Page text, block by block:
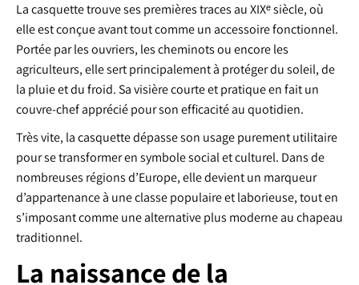
La casquette trouve ses premières traces au XIXᵉ siècle, où
elle est conçue avant tout comme un accessoire fonctionnel.
Portée par les ouvriers, les cheminots ou encore les
agriculteurs, elle sert principalement à protéger du soleil, de
la pluie et du froid. Sa visière courte et pratique en fait un
couvre-chef apprécié pour son efficacité au quotidien.
Très vite, la casquette dépasse son usage purement utilitaire
pour se transformer en symbole social et culturel. Dans de
nombreuses régions d’Europe, elle devient un marqueur
d’appartenance à une classe populaire et laborieuse, tout en
s’imposant comme une alternative plus moderne au chapeau
traditionnel.
La naissance de la